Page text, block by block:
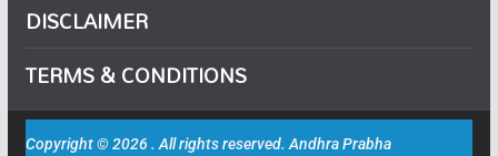
DISCLAIMER
TERMS & CONDITIONS
Copyright © 2026 . All rights reserved. Andhra Prabha